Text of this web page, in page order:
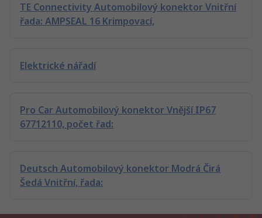
TE Connectivity Automobilový konektor Vnitřní
řada: AMPSEAL 16 Krimpovací,
Elektrické nářadí
Pro Car Automobilový konektor Vnější IP67
67712110, počet řad:
Deutsch Automobilový konektor Modrá Čirá
Šedá Vnitřní, řada: